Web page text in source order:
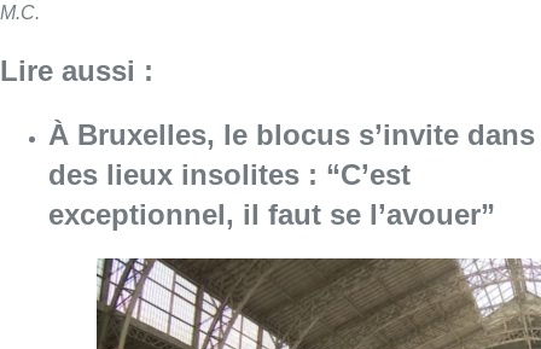
M.C.
Lire aussi :
À Bruxelles, le blocus s’invite dans
des lieux insolites : “C’est
exceptionnel, il faut se l’avouer”